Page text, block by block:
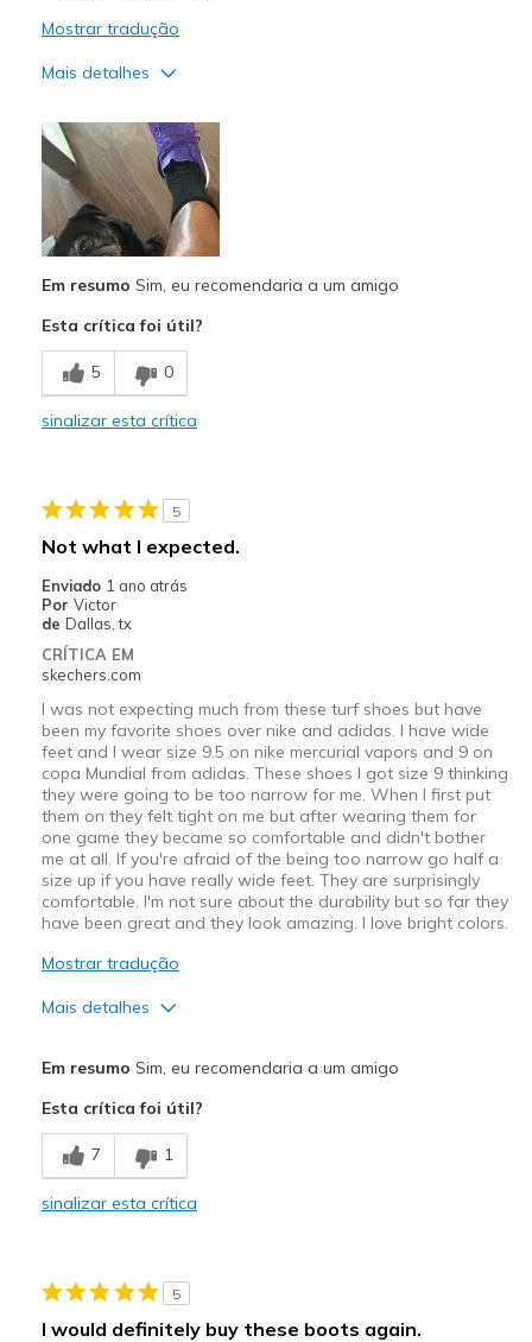
Mostrar tradução
Mais detalhes
Attractive Design
Comfortable
Stylish
Width
Feels true to width
Sizing
Feels true to size
View On Shoes
Em resumo Sim, eu recomendaria a um amigo
Esta crítica foi útil?
5 0
sinalizar esta crítica
5
Not what I expected.
Enviado 1 ano atrás
Por Victor
de Dallas, tx
CRÍTICA EM
skechers.com
I was not expecting much from these turf shoes but have
been my favorite shoes over nike and adidas. I have wide
feet and I wear size 9.5 on nike mercurial vapors and 9 on
copa Mundial from adidas. These shoes I got size 9 thinking
they were going to be too narrow for me. When I first put
them on they felt tight on me but after wearing them for
one game they became so comfortable and didn't bother
me at all. If you're afraid of the being too narrow go half a
size up if you have really wide feet. They are surprisingly
comfortable. I'm not sure about the durability but so far they
have been great and they look amazing. I love bright colors.
Mostrar tradução
Mais detalhes
Breathe Well
Comfortable
Sizing
Feels true to size
Em resumo Sim, eu recomendaria a um amigo
Esta crítica foi útil?
7 1
sinalizar esta crítica
5
I would definitely buy these boots again.